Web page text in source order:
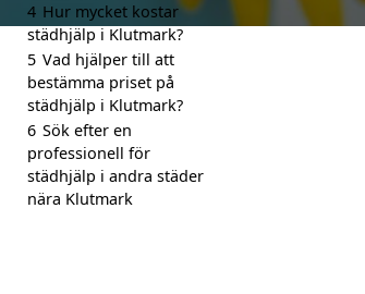
4 Hur mycket kostar
städhjälp i Klutmark?
5 Vad hjälper till att
bestämma priset på
städhjälp i Klutmark?
6 Sök efter en
professionell för
städhjälp i andra städer
nära Klutmark